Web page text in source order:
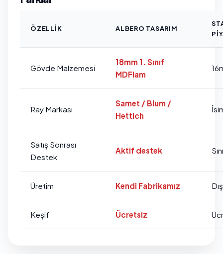
ÖZELLIK ALBERO TASARIM
Gövde Malzemesi
18mm 1. Sınıf
MDFlam
Ray Markası
Samet / Blum /
Hettich
Satış Sonrası
Destek
Aktif destek
Üretim Kendi Fabrikamız
Keşif Ücretsiz